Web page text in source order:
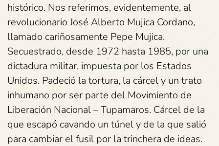
histórico. Nos referimos, evidentemente, al
revolucionario José Alberto Mujica Cordano,
llamado cariñosamente Pepe Mujica.
Secuestrado, desde 1972 hasta 1985, por una
dictadura militar, impuesta por los Estados
Unidos. Padeció la tortura, la cárcel y un trato
inhumano por ser parte del Movimiento de
Liberación Nacional – Tupamaros. Cárcel de la
que escapó cavando un túnel y de la que salió
para cambiar el fusil por la trinchera de ideas.